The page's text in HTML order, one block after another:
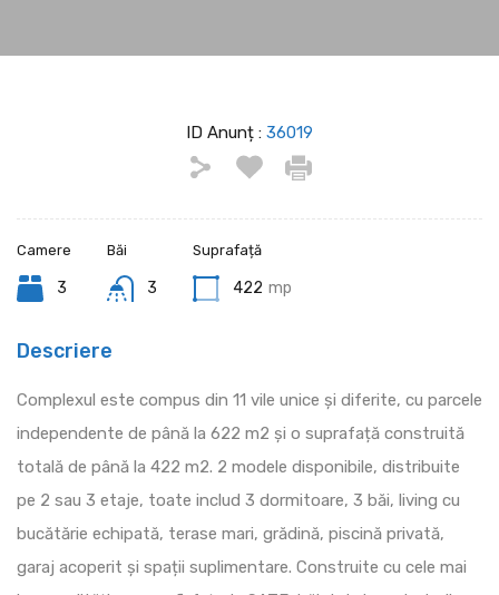
ID Anunț : 36019
Camere
3
Băi
3
Suprafață
422 mp
Descriere
Complexul este compus din 11 vile unice și diferite, cu parcele
independente de până la 622 m2 și o suprafață construită
totală de până la 422 m2. 2 modele disponibile, distribuite
pe 2 sau 3 etaje, toate includ 3 dormitoare, 3 băi, living cu
bucătărie echipată, terase mari, grădină, piscină privată,
garaj acoperit și spații suplimentare. Construite cu cele mai